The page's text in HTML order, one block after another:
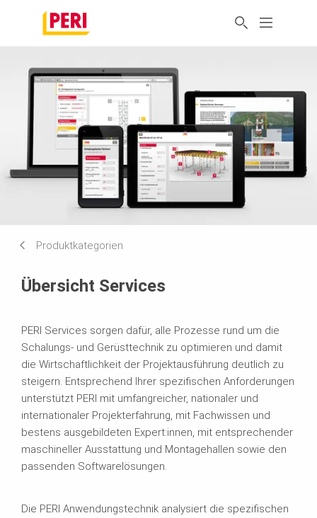
Produktkategorien
Übersicht Services
PERI Services sorgen dafür, alle Prozesse rund um die
Schalungs- und Gerüsttechnik zu optimieren und damit
die Wirtschaftlichkeit der Projektausführung deutlich zu
steigern. Entsprechend Ihrer spezifischen Anforderungen
unterstützt PERI mit umfangreicher, nationaler und
internationaler Projekterfahrung, mit Fachwissen und
bestens ausgebildeten Expert:innen, mit entsprechender
maschineller Ausstattung und Montagehallen sowie den
passenden Softwarelösungen.
Die PERI Anwendungstechnik analysiert die spezifischen